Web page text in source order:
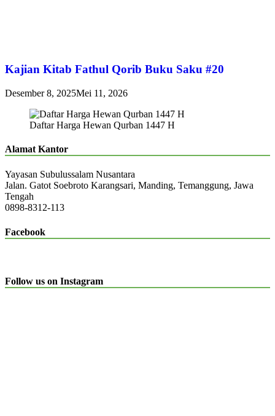
Kajian Kitab Fathul Qorib Buku Saku #20
Desember 8, 2025Mei 11, 2026
Daftar Harga Hewan Qurban 1447 H
Alamat Kantor
Yayasan Subulussalam Nusantara
Jalan. Gatot Soebroto Karangsari, Manding, Temanggung, Jawa
Tengah
0898-8312-113
Facebook
Follow us on Instagram